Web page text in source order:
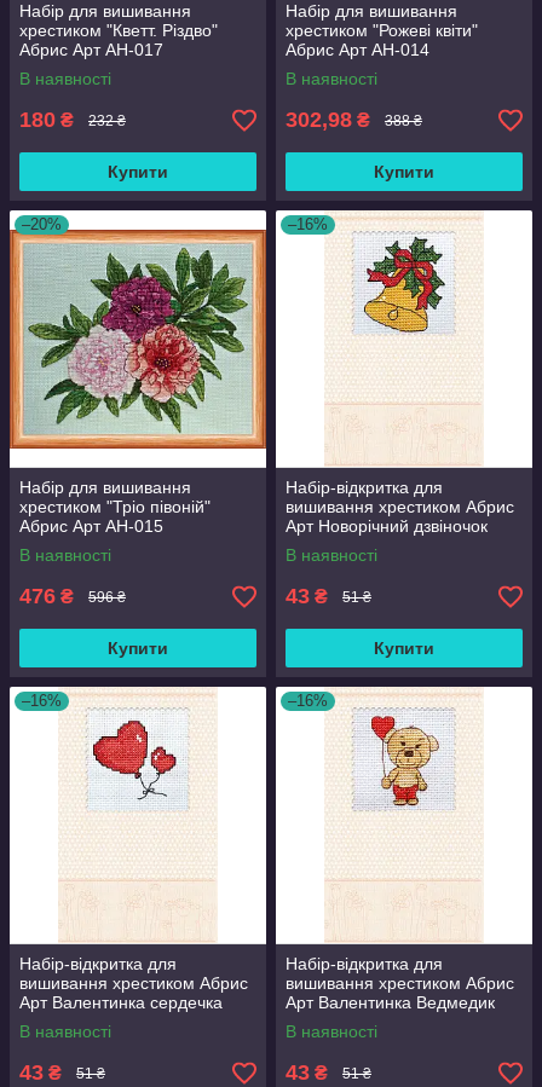
Набір для вишивання
хрестиком "Кветт. Різдво"
Абрис Арт AH-017
В наявності
180 ₴ 232 ₴
Купити
Набір для вишивання
хрестиком "Рожеві квіти"
Абрис Арт AH-014
В наявності
302,98 ₴ 388 ₴
Купити
–20%
Набір для вишивання
хрестиком "Тріо півоній"
Абрис Арт AH-015
В наявності
476 ₴ 596 ₴
Купити
–16%
Набір-відкритка для
вишивання хрестиком Абрис
Арт Новорічний дзвіночок
AOH-008
В наявності
43 ₴ 51 ₴
Купити
–16%
Набір-відкритка для
вишивання хрестиком Абрис
Арт Валентинка сердечка
AOH-002
В наявності
43 ₴ 51 ₴
–16%
Набір-відкритка для
вишивання хрестиком Абрис
Арт Валентинка Ведмедик
AOH-001
В наявності
43 ₴ 51 ₴